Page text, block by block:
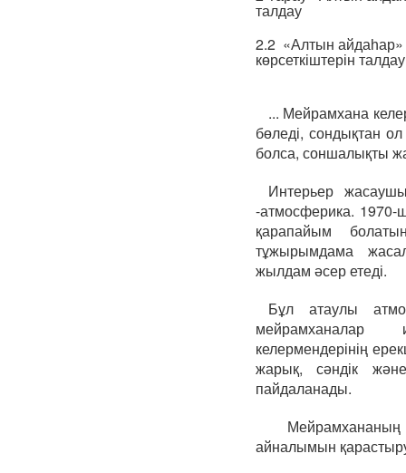
талдау
2.2 «Алтын
көрсеткіштерін
... Мейрамхана
бөледі, сондықтан
болса, соншалықты
Интерьер
-атмосферика. 1970-
қарапайым
тұжырымдама
жылдам әсер етеді.
Бұл атаулы
мейрамханалар
келермендерінің
жарық, сәндік
пайдаланады.
Мейрамхананың
айналымын